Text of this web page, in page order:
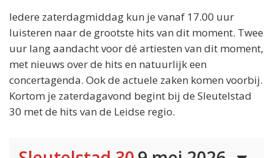
Iedere zaterdagmiddag kun je vanaf 17.00 uur
luisteren naar de grootste hits van dit moment. Twee
uur lang aandacht voor dé artiesten van dit moment,
met nieuws over de hits en natuurlijk een
concertagenda. Ook de actuele zaken komen voorbij.
Kortom je zaterdagavond begint bij de Sleutelstad
30 met de hits van de Leidse regio.